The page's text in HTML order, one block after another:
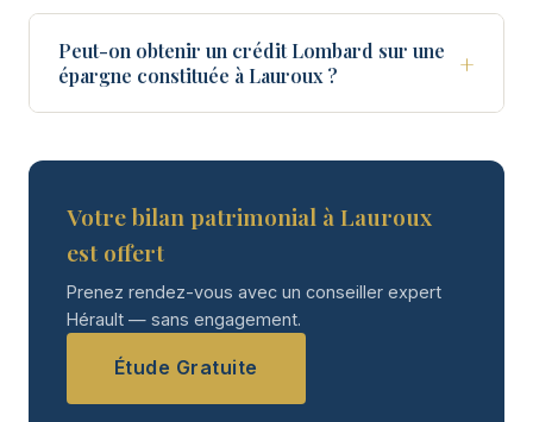
Peut-on obtenir un crédit Lombard sur une
épargne constituée à Lauroux ?
+
Votre bilan patrimonial à Lauroux
est offert
Prenez rendez-vous avec un conseiller expert
Hérault — sans engagement.
Étude Gratuite